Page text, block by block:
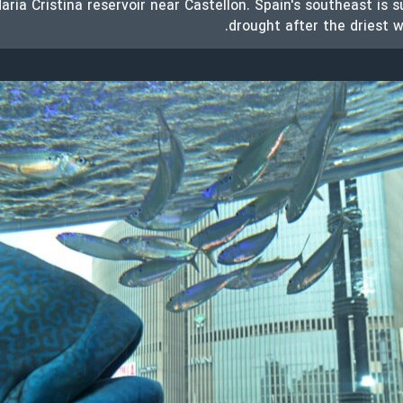
Cristina reservoir near Castellon. Spain's southeast is
drought after the driest